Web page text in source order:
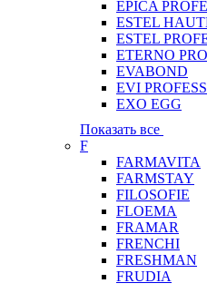
EPICA
ESTEL
ESTEL
ETERNO
EVABOND
EVI
EXO EGG
Показать все
F
FARMAVITA
FARMSTAY
FILOSOFIE
FLOEMA
FRAMAR
FRENCHI
FRESHMAN
FRUDIA